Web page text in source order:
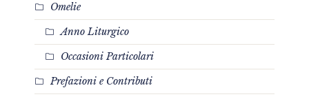
Omelie
Anno Liturgico
Occasioni Particolari
Prefazioni e Contributi